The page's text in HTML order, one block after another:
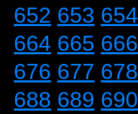
652 653 654
664 665 666
676 677 678
688 689 690